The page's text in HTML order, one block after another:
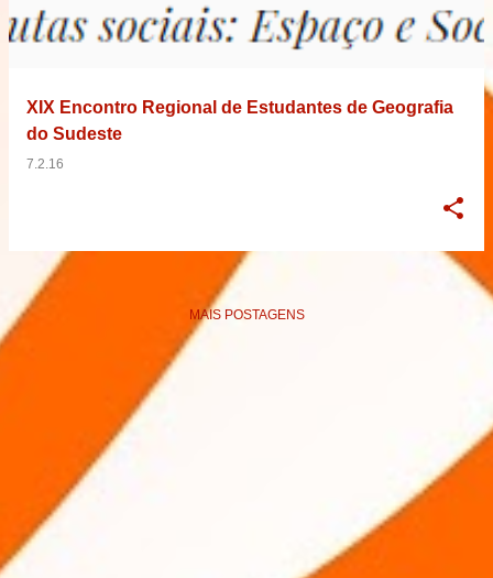
XIX Encontro Regional de Estudantes de Geografia
do Sudeste
7.2.16
MAIS POSTAGENS